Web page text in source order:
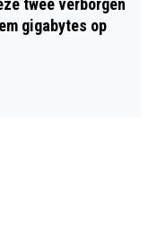
gigabytes op